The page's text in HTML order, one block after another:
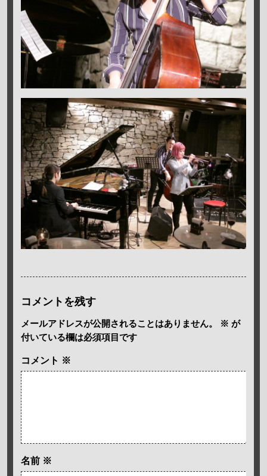
コメントを残す
メールアドレスが公開されることはありません。 ※ が
付いている欄は必須項目です
コメント ※
名前 ※